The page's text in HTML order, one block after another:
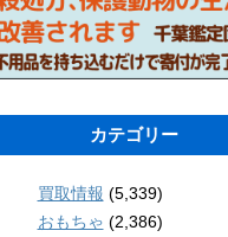
カテゴリー
買取情報 (5,339)
おもちゃ (2,386)